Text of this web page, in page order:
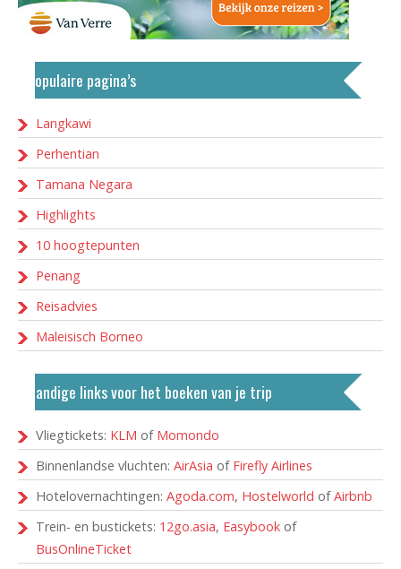
Populaire pagina’s
Langkawi
Perhentian
Tamana Negara
Highlights
10 hoogtepunten
Penang
Reisadvies
Maleisisch Borneo
Handige links voor het boeken van je trip
Vliegtickets: KLM of Momondo
Binnenlandse vluchten: AirAsia of Firefly Airlines
Hotelovernachtingen: Agoda.com, Hostelworld ofAirbnb
Trein- en bustickets: 12go.asia, Easybook of
BusOnlineTicket